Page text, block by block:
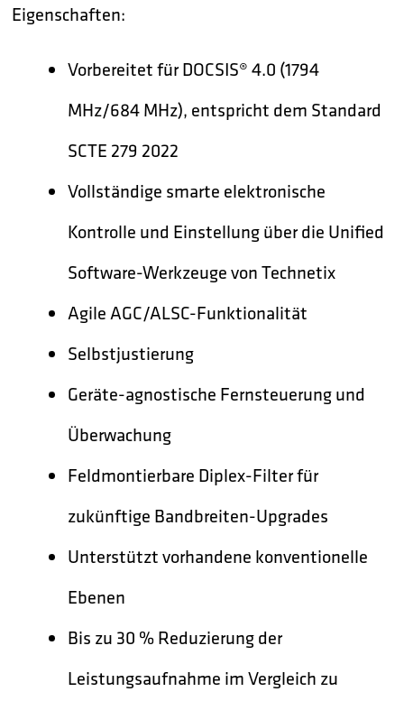
Eigenschaften:
Vorbereitet für DOCSIS® 4.0 (1794
MHz/684 MHz), entspricht dem Standard
SCTE 279 2022
Vollständige smarte elektronische
Kontrolle und Einstellung über die Unified
Software-Werkzeuge von Technetix
Agile AGC/ALSC-Funktionalität
Selbstjustierung
Geräte-agnostische Fernsteuerung und
Überwachung
Feldmontierbare Diplex-Filter für
zukünftige Bandbreiten-Upgrades
Unterstützt vorhandene konventionelle
Ebenen
Bis zu 30 % Reduzierung der
Leistungsaufnahme im Vergleich zu